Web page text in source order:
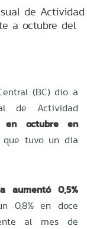
de Actividad
a octubre del
(BC) dio a
de Actividad
en octubre en
que tuvo un día
aumentó 0,5%
0,8% en doce
al mes de